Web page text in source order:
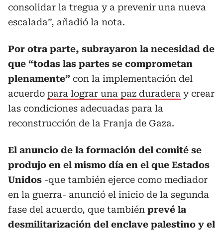
consolidar la tregua y a prevenir una nueva
escalada”, añadió la nota.
Por otra parte, subrayaron la necesidad de
que “todas las partes se comprometan
plenamente” con la implementación del
acuerdo para lograr una paz duradera y crear
las condiciones adecuadas para la
reconstrucción de la Franja de Gaza.
El anuncio de la formación del comité se
produjo en el mismo día en el que Estados
Unidos -que también ejerce como mediador
en la guerra- anunció el inicio de la segunda
fase del acuerdo, que también prevé la
desmilitarización del enclave palestino y el